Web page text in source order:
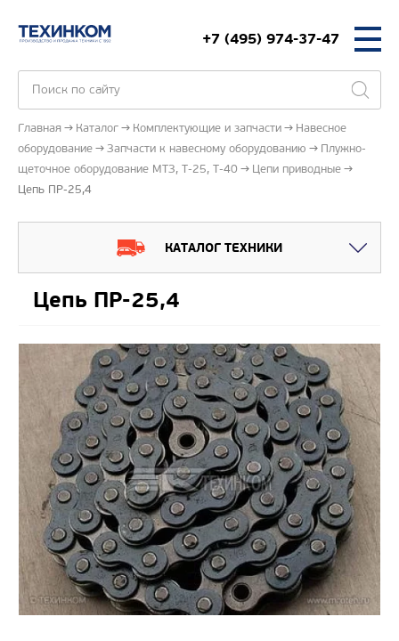
+7 (495) 974-37-47
Главная Каталог Комплектующие и запчасти
Навесное
оборудование
Запчасти к навесному оборудованию
Плужно-
щеточное оборудование МТЗ, Т-25, Т-40
Цепи приводные
Цепь ПР-25,4
КАТАЛОГ ТЕХНИКИ
Цепь ПР-25,4